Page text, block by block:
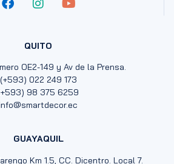
QUITO
OE2-149 y Av de la Prensa.
(+593) 022 249 173
98 375 6259
info@smartdecor.ec
GUAYAQUIL
Km 1.5, CC. Dicentro. Local 7.